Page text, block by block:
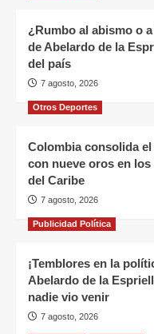
¿Rumbo al abismo o
de Abelardo de la
del país
7 agosto, 2026
Otros Deportes
Colombia consolida
con nueve oros en
del Caribe
7 agosto, 2026
Publicidad Política
¡Temblores en la
Abelardo de la
nadie vio venir
7 agosto, 2026